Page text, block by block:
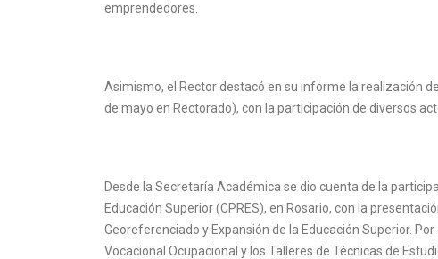
emprendedores.
Asimismo, el Rector destacó en su informe la realización
de mayo en Rectorado), con la participación de diversos
Desde la Secretaría Académica se dio cuenta de la
Educación Superior (CPRES), en Rosario, con la
Georeferenciado y Expansión de la Educación Superior.
Vocacional Ocupacional y los Talleres de Técnicas de